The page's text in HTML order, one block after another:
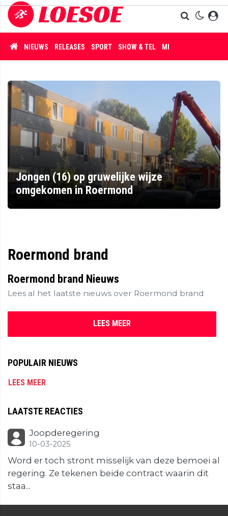
NIEUWS RELEASES SPORT SHOW & TEL MISDAAD
Jongen (16) op gruwelijke wijze
omgekomen in Roermond
Roermond brand
Roermond brand Nieuws
Lees al het laatste nieuws over Roermond brand
LEES MEER
POPULAIR NIEUWS
LEES MEER
LAATSTE REACTIES
Joopderegering
10-03-2025
Word er toch stront misselijk van deze bemoei al
regering. Ze tekenen beide contract waarin dit
staa...